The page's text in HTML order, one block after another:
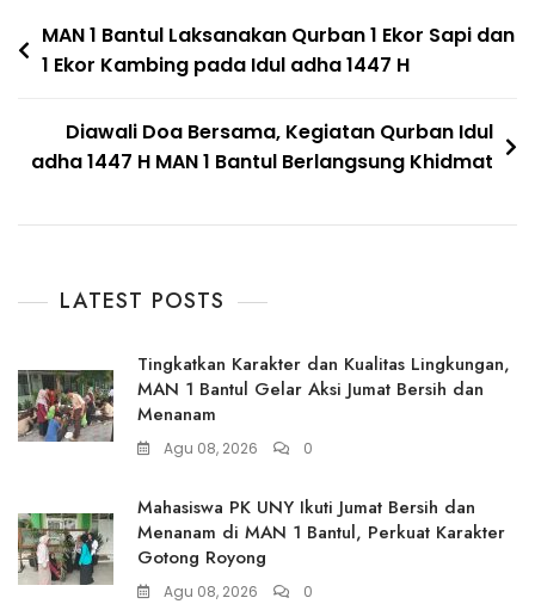
Navigasi
pos
MAN 1 Bantul Laksanakan Qurban 1 Ekor Sapi dan
1 Ekor Kambing pada Idul adha 1447 H
Diawali Doa Bersama, Kegiatan Qurban Idul
adha 1447 H MAN 1 Bantul Berlangsung Khidmat
LATEST POSTS
Tingkatkan Karakter dan Kualitas Lingkungan,
MAN 1 Bantul Gelar Aksi Jumat Bersih dan
Menanam
Agu 08, 2026 0
Mahasiswa PK UNY Ikuti Jumat Bersih dan
Menanam di MAN 1 Bantul, Perkuat Karakter
Gotong Royong
Agu 08, 2026 0